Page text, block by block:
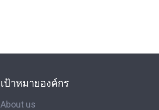
เป้าหมายองค์กร
About us